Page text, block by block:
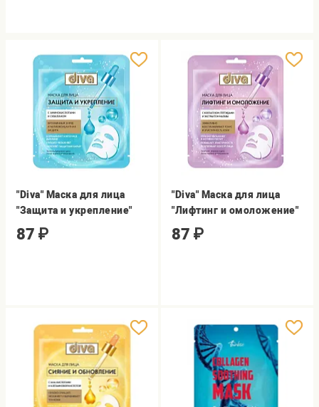
"Diva" Маска для лица
"Защита и укрепление"
87 ₽
"Diva" Маска для лица
"Лифтинг и омоложение"
87 ₽